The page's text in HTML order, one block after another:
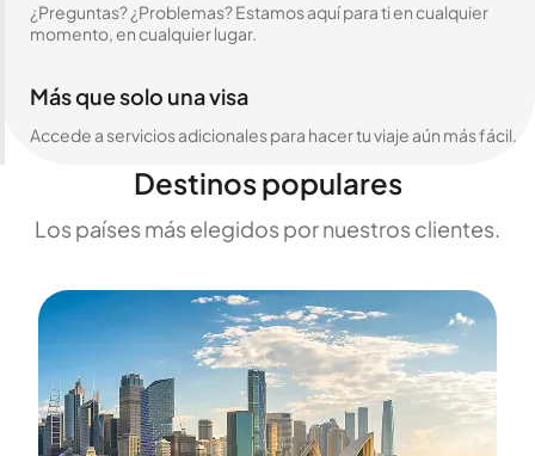
¿Preguntas? ¿Problemas? Estamos aquí para ti en cualquier
momento, en cualquier lugar.
Más que solo una visa
Accede a servicios adicionales para hacer tu viaje aún más fácil.
Destinos populares
Los países más elegidos por nuestros clientes.